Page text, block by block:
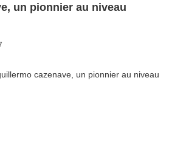
un pionnier au niveau